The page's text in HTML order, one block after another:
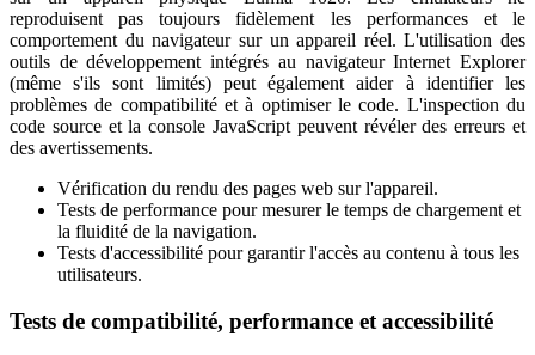
reproduisent pas toujours fidèlement les performances et le
comportement du navigateur sur un appareil réel. L'utilisation des
outils de développement intégrés au navigateur Internet Explorer
(même s'ils sont limités) peut également aider à identifier les
problèmes de compatibilité et à optimiser le code. L'inspection du
code source et la console JavaScript peuvent révéler des erreurs et
des avertissements.
Vérification du rendu des pages web sur l'appareil.
Tests de performance pour mesurer le temps de chargement et
la fluidité de la navigation.
Tests d'accessibilité pour garantir l'accès au contenu à tous les
utilisateurs.
Tests de compatibilité, performance et accessibilité